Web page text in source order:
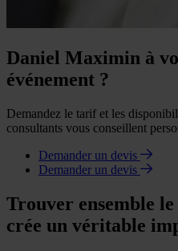
Daniel Maximin à
événement ?
Demandez le tarif et les
consultants vous conseillent
Demander un devis
Demander un devis
Trouver ensemble
crée un véritable